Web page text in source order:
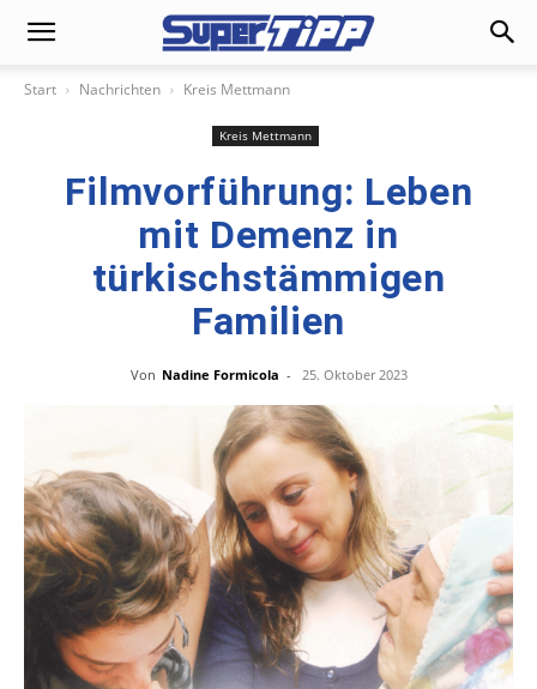
Start Nachrichten Kreis Mettmann
Kreis Mettmann
Filmvorführung: Leben
mit Demenz in
türkischstämmigen
Familien
Von Nadine Formicola - 25. Oktober 2023